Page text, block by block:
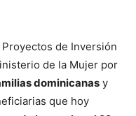
de Inversión
de la Mujer por
dominicanas y
que hoy